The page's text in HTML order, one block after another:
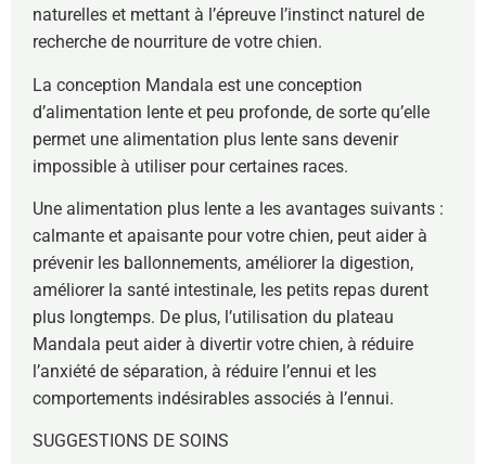
naturelles et mettant à l’épreuve l’instinct naturel de
recherche de nourriture de votre chien.
La conception Mandala est une conception
d’alimentation lente et peu profonde, de sorte qu’elle
permet une alimentation plus lente sans devenir
impossible à utiliser pour certaines races.
Une alimentation plus lente a les avantages suivants :
calmante et apaisante pour votre chien, peut aider à
prévenir les ballonnements, améliorer la digestion,
améliorer la santé intestinale, les petits repas durent
plus longtemps. De plus, l’utilisation du plateau
Mandala peut aider à divertir votre chien, à réduire
l’anxiété de séparation, à réduire l’ennui et les
comportements indésirables associés à l’ennui.
SUGGESTIONS DE SOINS